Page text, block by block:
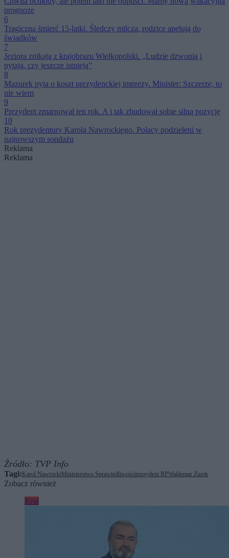
prognozę
6
Tragiczna śmierć 15-latki. Śledczy milczą, rodzice apelują do
świadków
7
Jeziora znikają z krajobrazu Wielkopolski. „Ludzie dzwonią i
pytają, czy jeszcze istnieją”
8
Mazurek pyta o koszt prezydenckiej imprezy. Minister: Szczerze, to
nie wiem
9
Prezydent zmarnował ten rok. A i tak zbudował sobie silną pozycję
10
Rok prezydentury Karola Nawrockiego. Polacy podzieleni w
najnowszym sondażu
Reklama
Reklama
Źródło: TVP Info
Tagi:Karol NawrockiMinisterstwo Sprawiedliwościprezydent RPWaldemar Żurek
Zobacz również
Kraj